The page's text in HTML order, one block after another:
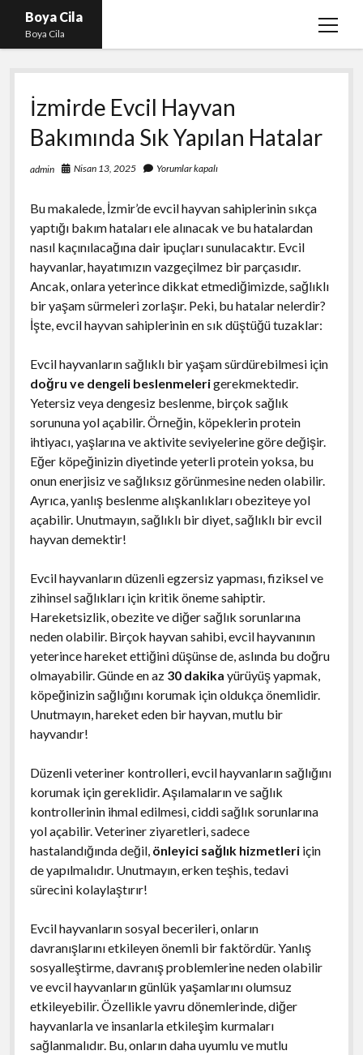
Boya Cila
Boya Cila
menüyü
En İyi Tiktok Takipçi Hilesi
Liste
Parasız Instagram Türk Takipçi Hilesi
Sayfa Listesi
İzmirde Evcil Hayvan
Bakımında Sık Yapılan Hatalar
admin Nisan 13, 2025 Yorumlar kapalı
Bu makalede, İzmir’de evcil hayvan sahiplerinin sıkça
yaptığı bakım hataları ele alınacak ve bu hatalardan
nasıl kaçınılacağına dair ipuçları sunulacaktır. Evcil
hayvanlar, hayatımızın vazgeçilmez bir parçasıdır.
Ancak, onlara yeterince dikkat etmediğimizde, sağlıklı
bir yaşam sürmeleri zorlaşır. Peki, bu hatalar nelerdir?
İşte, evcil hayvan sahiplerinin en sık düştüğü tuzaklar:
Evcil hayvanların sağlıklı bir yaşam sürdürebilmesi için
doğru ve dengeli beslenmelerigerekmektedir.
Yetersiz veya dengesiz beslenme, birçok sağlık
sorununa yol açabilir. Örneğin, köpeklerin protein
ihtiyacı, yaşlarına ve aktivite seviyelerine göre değişir.
Eğer köpeğinizin diyetinde yeterli protein yoksa, bu
onun enerjisiz ve sağlıksız görünmesine neden olabilir.
Ayrıca, yanlış beslenme alışkanlıkları obeziteye yol
açabilir. Unutmayın, sağlıklı bir diyet, sağlıklı bir evcil
hayvan demektir!
Evcil hayvanların düzenli egzersiz yapması, fiziksel ve
zihinsel sağlıkları için kritik öneme sahiptir.
Hareketsizlik, obezite ve diğer sağlık sorunlarına
neden olabilir. Birçok hayvan sahibi, evcil hayvanının
yeterince hareket ettiğini düşünse de, aslında bu doğru
olmayabilir. Günde en az 30 dakika yürüyüş yapmak,
köpeğinizin sağlığını korumak için oldukça önemlidir.
Unutmayın, hareket eden bir hayvan, mutlu bir
hayvandır!
Düzenli veteriner kontrolleri, evcil hayvanların sağlığını
korumak için gereklidir. Aşılamaların ve sağlık
kontrollerinin ihmal edilmesi, ciddi sağlık sorunlarına
yol açabilir. Veteriner ziyaretleri, sadece
hastalandığında değil, önleyici sağlık hizmetleriiçin
de yapılmalıdır. Unutmayın, erken teşhis, tedavi
sürecini kolaylaştırır!
Evcil hayvanların sosyal becerileri, onların
davranışlarını etkileyen önemli bir faktördür. Yanlış
sosyalleştirme, davranış problemlerine neden olabilir
ve evcil hayvanların günlük yaşamlarını olumsuz
etkileyebilir. Özellikle yavru dönemlerinde, diğer
hayvanlarla ve insanlarla etkileşim kurmaları
sağlanmalıdır. Bu, onların daha uyumlu ve mutlu